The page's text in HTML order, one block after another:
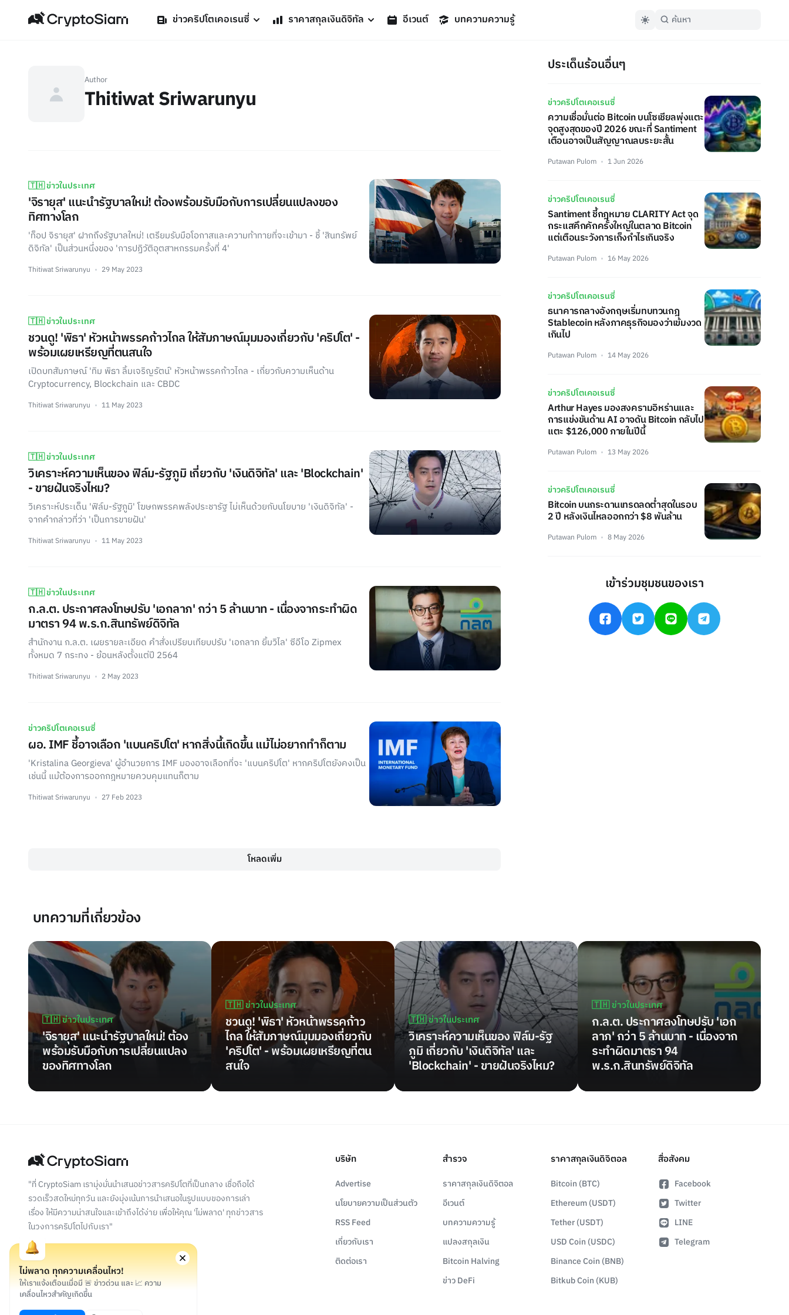
ข่าวคริปโตเคอเรนซี่ ราคาสกุลเงินดิจิทัล อีเวนต์ บทความความรู้
Author
Thitiwat Sriwarunyu
🇹🇭 ข่าวในประเทศ
'จิรายุส' แนะนำรัฐบาลใหม่! ต้องพร้อมรับมือกับการเปลี่ยนแปลงของ
ทิศทางโลก
'ท็อป จิรายุส' ฝากถึงรัฐบาลใหม่! เตรียมรับมือโอกาสและความท้าทายที่จะเข้ามา - ชี้ 'สินทรัพย์
ดิจิทัล' เป็นส่วนหนึ่งของ 'การปฏิวัติอุตสาหกรรมครั้งที่ 4'
Thitiwat Sriwarunyu 29 May 2023
🇹🇭 ข่าวในประเทศ
ชวนดู! 'พิธา' หัวหน้าพรรคก้าวไกล ให้สัมภาษณ์มุมมองเกี่ยวกับ 'คริปโต' -
พร้อมเผยเหรียญที่ตนสนใจ
เปิดบทสัมภาษณ์ 'ทิม พิธา ลิ้มเจริญรัตน์' หัวหน้าพรรคก้าวไกล - เกี่ยวกับความเห็นด้าน
Cryptocurrency, Blockchain และ CBDC
Thitiwat Sriwarunyu 11 May 2023
🇹🇭 ข่าวในประเทศ
วิเคราะห์ความเห็นของ ฟิล์ม-รัฐภูมิ เกี่ยวกับ 'เงินดิจิทัล' และ 'Blockchain'
- ขายฝันจริงไหม?
วิเคราะห์ประเด็น 'ฟิล์ม-รัฐภูมิ' โฆษกพรรคพลังประชารัฐ ไม่เห็นด้วยกับนโยบาย 'เงินดิจิทัล' -
จากคำกล่าวที่ว่า 'เป็นการขายฝัน'
Thitiwat Sriwarunyu 11 May 2023
🇹🇭 ข่าวในประเทศ
ก.ล.ต. ประกาศลงโทษปรับ 'เอกลาภ' กว่า 5 ล้านบาท - เนื่องจากระทำผิด
มาตรา 94 พ.ร.ก.สินทรัพย์ดิจิทัล
สำนักงาน ก.ล.ต. เผยรายละเอียด คำสั่งเปรียบเทียบปรับ 'เอกลาภ ยิ้มวิไล' ซีอีโอ Zipmex
ทั้งหมด 7 กระทง - ย้อนหลังตั้งแต่ปี 2564
Thitiwat Sriwarunyu 2 May 2023
ข่าวคริปโตเคอเรนซี่
ผอ. IMF ชี้อาจเลือก 'แบนคริปโต' หากสิ่งนี้เกิดขึ้น แม้ไม่อยากทำก็ตาม
'Kristalina Georgieva' ผู้อำนวยการ IMF มองอาจเลือกที่จะ 'แบนคริปโต' หากคริปโตยังคงเป็น
เช่นนี้ แม้ต้องการออกกฎหมายควบคุมแทนก็ตาม
Thitiwat Sriwarunyu 27 Feb 2023
โหลดเพิ่ม
ประเด็นร้อนอื่นๆ
ข่าวคริปโตเคอเรนซี่
ความเชื่อมั่นต่อ Bitcoin บนโซเชียลพุ่งแตะ
จุดสูงสุดของปี 2026 ขณะที่ Santiment
เตือนอาจเป็นสัญญาณลบระยะสั้น
Putawan Pulom 1 Jun 2026
ข่าวคริปโตเคอเรนซี่
Santiment ชี้กฎหมาย CLARITY Act จุด
กระแสคึกคักครั้งใหญ่ในตลาด Bitcoin
แต่เตือนระวังการเก็งกำไรเกินจริง
Putawan Pulom 16 May 2026
ข่าวคริปโตเคอเรนซี่
ธนาคารกลางอังกฤษเริ่มทบทวนกฎ
Stablecoin หลังภาคธุรกิจมองว่าเข้มงวด
เกินไป
Putawan Pulom 14 May 2026
ข่าวคริปโตเคอเรนซี่
Arthur Hayes มองสงครามอิหร่านและ
การแข่งขันด้าน AI อาจดัน Bitcoin กลับไป
แตะ $126,000 ภายในปีนี้
Putawan Pulom 13 May 2026
ข่าวคริปโตเคอเรนซี่
Bitcoin บนกระดานเทรดลดต่ำสุดในรอบ
2 ปี หลังเงินไหลออกกว่า $8 พันล้าน
Putawan Pulom 8 May 2026
เข้าร่วมชุมชนของเรา
บทความที่เกี่ยวข้อง
🇹🇭 ข่าวในประเทศ
'จิรายุส' แนะนำรัฐบาลใหม่! ต้อง
พร้อมรับมือกับการเปลี่ยนแปลง
ของทิศทางโลก
🇹🇭 ข่าวในประเทศ
ชวนดู! 'พิธา' หัวหน้าพรรคก้าว
ไกล ให้สัมภาษณ์มุมมองเกี่ยวกับ
'คริปโต' - พร้อมเผยเหรียญที่ตน
สนใจ
🇹🇭 ข่าวในประเทศ
วิเคราะห์ความเห็นของ ฟิล์ม-รัฐ
ภูมิ เกี่ยวกับ 'เงินดิจิทัล' และ
'Blockchain' - ขายฝันจริงไหม?
🇹🇭 ข่าวในประเทศ
ก.ล.ต. ประกาศลงโทษปรับ 'เอก
ลาภ' กว่า 5 ล้านบาท - เนื่องจาก
ระทำผิดมาตรา 94
พ.ร.ก.สินทรัพย์ดิจิทัล
"ที่ CryptoSiam เรามุ่งมั่นนำเสนอข่าวสารคริปโตที่เป็นกลาง เชื่อถือได้
รวดเร็วสดใหม่ทุกวัน และยังมุ่งเน้นการนำเสนอในรูปแบบของการเล่า
เรื่อง ให้มีความน่าสนใจและเข้าถึงได้ง่าย เพื่อให้คุณ 'ไม่พลาด' ทุกข่าวสาร
ในวงการคริปโตไปกับเรา"
บริษัท
Advertise
นโยบายความเป็นส่วนตัว
RSS Feed
เกี่ยวกับเรา
ติดต่อเรา
สำรวจ
ราคาสกุลเงินดิจิตอล
อีเวนต์
บทความความรู้
แปลงสกุลเงิน
Bitcoin Halving
ข่าว DeFi
ราคาสกุลเงินดิจิตอล
Bitcoin (BTC)
Ethereum (USDT)
Tether (USDT)
USD Coin (USDC)
Binance Coin (BNB)
Bitkub Coin (KUB)
สื่อสังคม
Facebook
Twitter
LINE
Telegram
ไม่พลาด ทุกความเคลื่อนไหว!
ให้เราแจ้งเตือนเมื่อมี 🚨 ข่าวด่วน และ 📈 ความ
เคลื่อนไหวสำคัญเกิดขึ้น